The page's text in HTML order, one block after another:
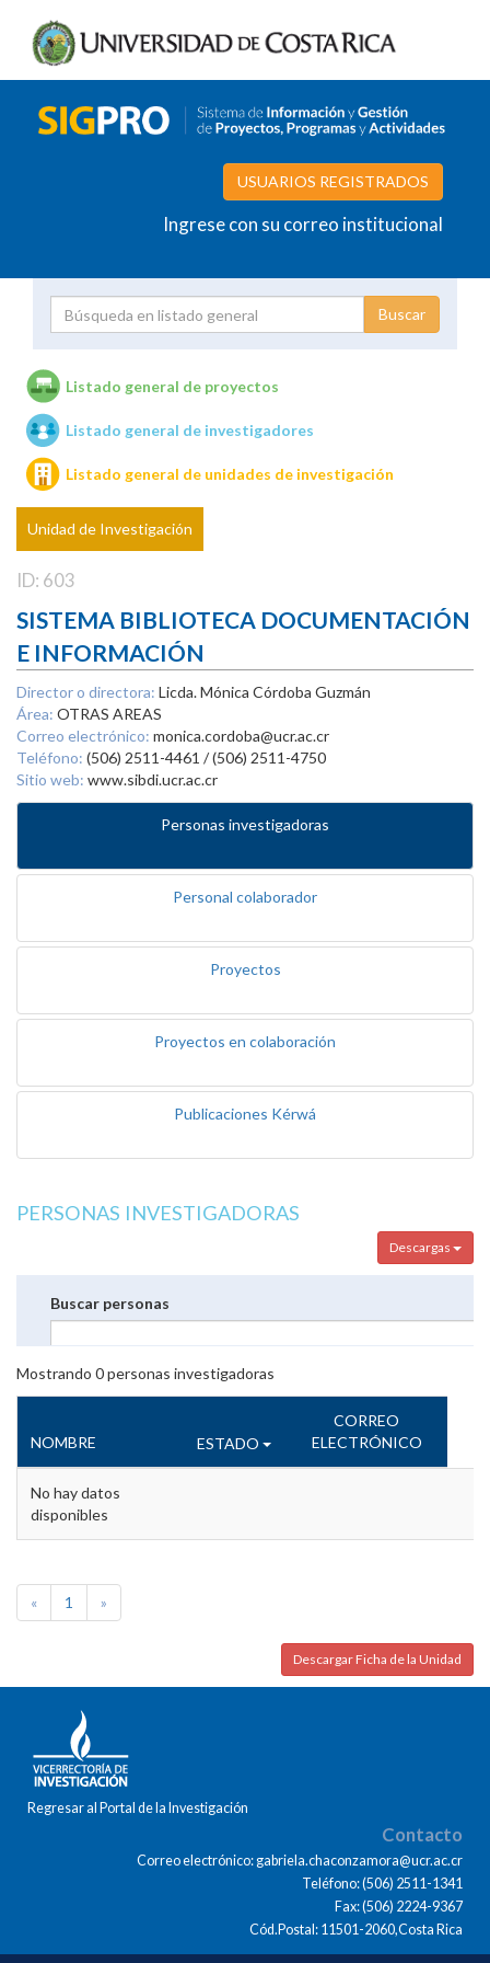
USUARIOS REGISTRADOS
Ingrese con su correo institucional
Unidades de investigación
Listado general de proyectos
Listado general de investigadores
Listado general de unidades de investigación
Unidad de Investigación
ID: 603
SISTEMA BIBLIOTECA DOCUMENTACIÓN
E INFORMACIÓN
Director o directora: Licda. Mónica Córdoba Guzmán
Área: OTRAS AREAS
Correo electrónico: monica.cordoba@ucr.ac.cr
Teléfono: (506) 2511-4461 / (506) 2511-4750
Sitio web: www.sibdi.ucr.ac.cr
Personas investigadoras
Personal colaborador
Proyectos
Proyectos en colaboración
Publicaciones Kérwá
PERSONAS INVESTIGADORAS
Descargas
Buscar personas
Mostrando 0personas investigadoras
NOMBRE ESTADO
CORREO
ELECTRÓNICO
No hay datos
disponibles
« 1 »
Descargar Ficha de la Unidad
Regresar al Portal de la Investigación
Contacto
Correo electrónico: gabriela.chaconzamora@ucr.ac.cr
Teléfono: (506) 2511-1341
Fax: (506) 2224-9367
Cód.Postal: 11501-2060,Costa Rica